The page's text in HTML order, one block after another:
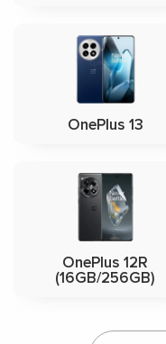
OnePlus 13
OnePlus 12R
(16GB/256GB)